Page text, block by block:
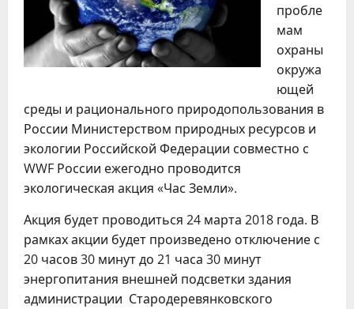
пробле
мам
охраны
окружа
ющей
среды и рационального природопользования в
России Министерством природных ресурсов и
экологии Российской Федерации совместно с
WWF России ежегодно проводится
экологическая акция «Час Земли».
Акция будет проводиться 24 марта 2018 года. В
рамках акции будет произведено отключение с
20 часов 30 минут до 21 часа 30 минут
энергопитания внешней подсветки здания
администрации Стародеревянковского